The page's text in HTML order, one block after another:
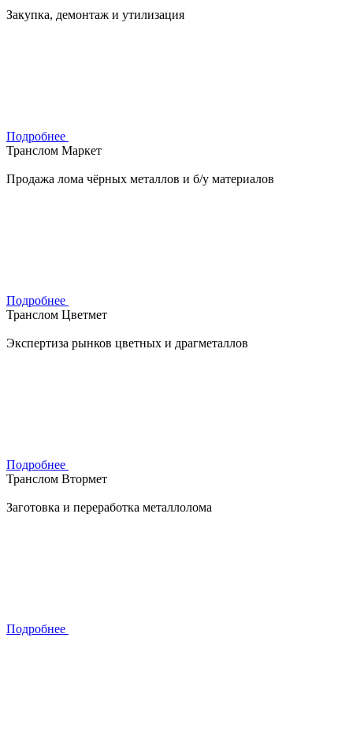
Закупка, демонтаж и утилизация
Подробнее
Транслом Маркет
Продажа лома чёрных металлов и б/у материалов
Подробнее
Транслом Цветмет
Экспертиза рынков цветных и драгметаллов
Подробнее
Транслом Втормет
Заготовка и переработка металлолома
Подробнее